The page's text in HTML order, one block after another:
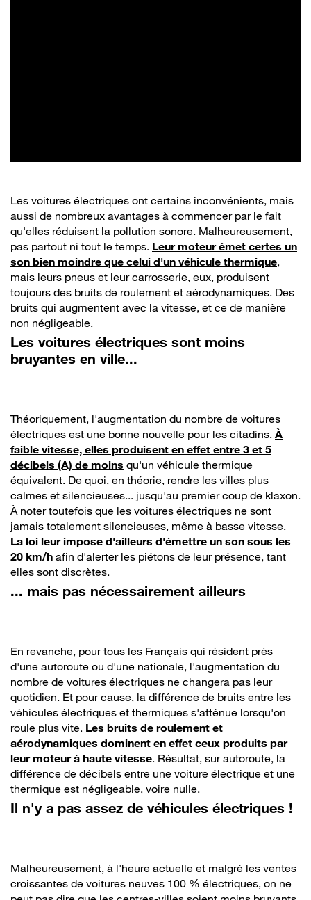
Les voitures électriques ont certains inconvénients, mais
aussi de nombreux avantages à commencer par le fait
qu'elles réduisent la pollution sonore. Malheureusement,
pas partout ni tout le temps. Leur moteur émet certes un
son bien moindre que celui d'un véhicule thermique,
mais leurs pneus et leur carrosserie, eux, produisent
toujours des bruits de roulement et aérodynamiques. Des
bruits qui augmentent avec la vitesse, et ce de manière
non négligeable.
Les voitures électriques sont moins
bruyantes en ville...
Théoriquement, l'augmentation du nombre de voitures
électriques est une bonne nouvelle pour les citadins. À
faible vitesse, elles produisent en effet entre 3 et 5
décibels (A) de moins qu'un véhicule thermique
équivalent. De quoi, en théorie, rendre les villes plus
calmes et silencieuses... jusqu'au premier coup de klaxon.
À noter toutefois que les voitures électriques ne sont
jamais totalement silencieuses, même à basse vitesse.
La loi leur impose d'ailleurs d'émettre un son sous les
20 km/h afin d'alerter les piétons de leur présence, tant
elles sont discrètes.
... mais pas nécessairement ailleurs
En revanche, pour tous les Français qui résident près
d'une autoroute ou d'une nationale, l'augmentation du
nombre de voitures électriques ne changera pas leur
quotidien. Et pour cause, la différence de bruits entre les
véhicules électriques et thermiques s'atténue lorsqu'on
roule plus vite. Les bruits de roulement et
aérodynamiques dominent en effet ceux produits par
leur moteur à haute vitesse. Résultat, sur autoroute, la
différence de décibels entre une voiture électrique et une
thermique est négligeable, voire nulle.
Il n'y a pas assez de véhicules électriques !
Malheureusement, à l'heure actuelle et malgré les ventes
croissantes de voitures neuves 100 % électriques, on ne